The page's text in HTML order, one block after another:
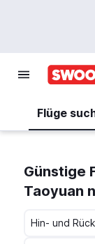
Flüge
Günstige
Taoyuan
Hin- und